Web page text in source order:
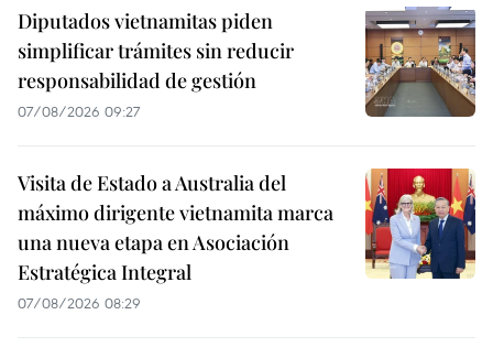
Diputados vietnamitas piden
simplificar trámites sin reducir
responsabilidad de gestión
07/08/2026 09:27
Visita de Estado a Australia del
máximo dirigente vietnamita marca
una nueva etapa en Asociación
Estratégica Integral
07/08/2026 08:29